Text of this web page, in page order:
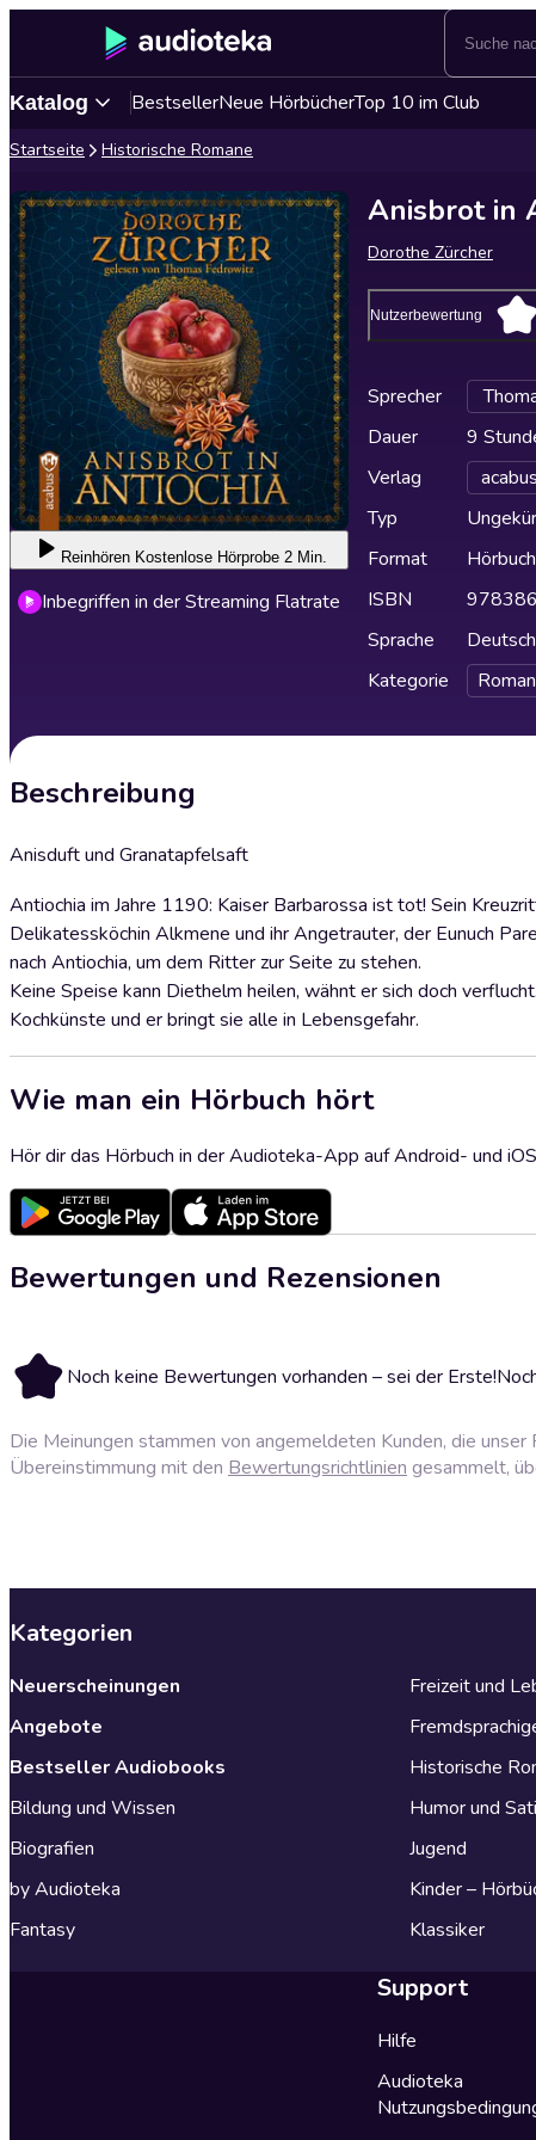
Katalog BestsellerNeue HörbücherTop 10 im Club
Startseite Historische Romane
Reinhören Kostenlose Hörprobe 2 Min.
Inbegriffen in der Streaming Flatrate
Anisbrot in
Dorothe Zürcher
Nutzerbewertung
Sprecher
Dauer
9
Verlag
Typ
Format
ISBN
Sprache
Deutsch
Kategorie
Beschreibung
Anisduft und Granatapfelsaft
Antiochia im Jahre 1190: Kaiser Barbarossa ist tot! Sein
Delikatessköchin Alkmene und ihr Angetrauter, der Eunuch
nach Antiochia, um dem Ritter zur Seite zu stehen.
Keine Speise kann Diethelm heilen, wähnt er sich doch
Kochkünste und er bringt sie alle in Lebensgefahr.
Wie man ein Hörbuch hört
Hör dir das Hörbuch in der Audioteka-App auf Android- und
Bewertungen und Rezensionen
Noch keine Bewertungen vorhanden – sei der Erste!
Die Meinungen stammen von angemeldeten Kunden, die
Übereinstimmung mit den Bewertungsrichtlinien gesammelt,
Kategorien
Neuerscheinungen
Angebote
Bestseller Audiobooks
Bildung und Wissen
Biografien
by Audioteka
Fantasy
Freizeit und
Historische
Humor und
Jugend
Kinder –
Klassiker
Support
Hilfe
Audioteka